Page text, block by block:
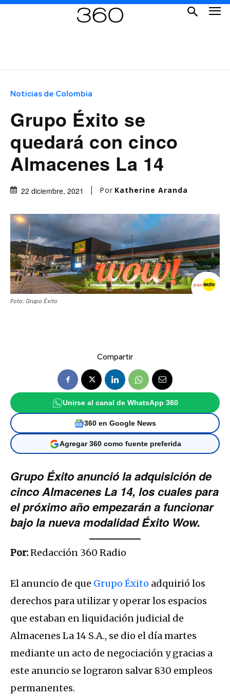
Noticias de Colombia
Grupo Éxito se
quedará con cinco
Almacenes La 14
22 diciembre, 2021 Por Katherine Aranda
Foto: Grupo Éxito
Compartir
Unirse al canal de WhatsApp 360
360 en Google News
Agregar 360 como fuente preferida
Grupo Éxito anunció la adquisición de
cinco Almacenes La 14, los cuales para
el próximo año empezarán a funcionar
bajo la nueva modalidad Éxito Wow.
Por:Redacción 360 Radio
El anuncio de que Grupo Éxito adquirió los
derechos para utilizar y operar los espacios
que estaban en liquidación judicial de
Almacenes La 14 S.A., se dio el día martes
mediante un acto de negociación y gracias a
este anuncio se lograron salvar 830 empleos
permanentes.